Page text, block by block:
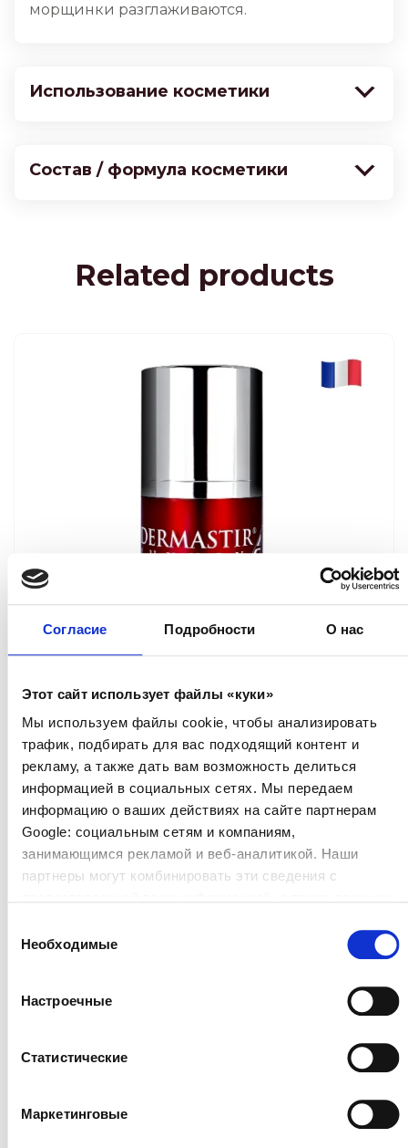
Согласие Подробности О нас
Этот сайт использует файлы «куки»
Мы используем файлы cookie, чтобы анализировать
трафик, подбирать для вас подходящий контент и
рекламу, а также дать вам возможность делиться
информацией в социальных сетях. Мы передаем
информацию о ваших действиях на сайте партнерам
Google: социальным сетям и компаниям,
занимающимся рекламой и веб-аналитикой. Наши
партнеры могут комбинировать эти сведения с
сервисов.
согласия
Необходимые
Настроечные
Статистические
Маркетинговые
морщинки разглаживаются.
Использование косметики
Состав / формула косметики
Related products
Dermastir Luxury Kонтур Глаз – Крем
ANTI-AGING KОСМЕТИКА
Крем для контура глаз Дермастир Luxury -
ответ видимым возрастным изменениям
области вокруг глаз, морщинам и заломам.